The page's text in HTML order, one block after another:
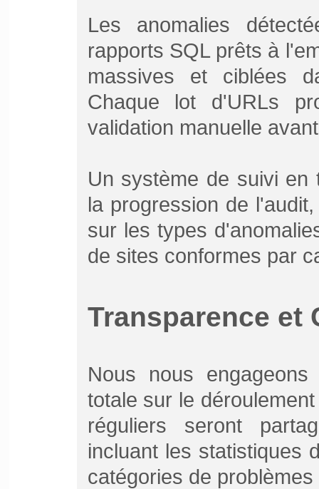
Les anomalies
rapports SQL prêts à
massives et ciblées
Chaque lot d'URLs
validation manuelle
Un système de suivi en
la progression de
sur les types
de sites conformes par
Transparence et
Nous nous
totale sur le
réguliers seront
incluant les statistiques
catégories de problèmes